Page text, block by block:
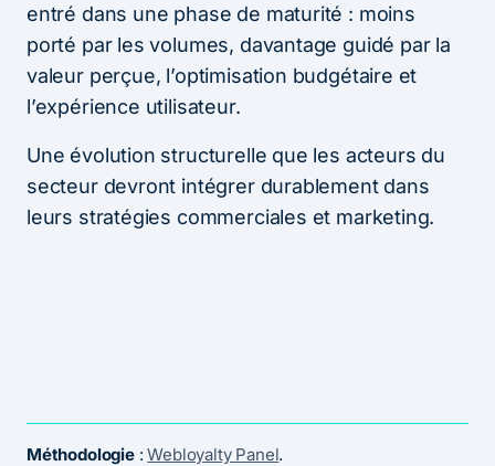
entré dans une phase de maturité : moins
porté par les volumes, davantage guidé par la
valeur perçue, l’optimisation budgétaire et
l’expérience utilisateur.
Une évolution structurelle que les acteurs du
secteur devront intégrer durablement dans
leurs stratégies commerciales et marketing.
Méthodologie :Webloyalty Panel.